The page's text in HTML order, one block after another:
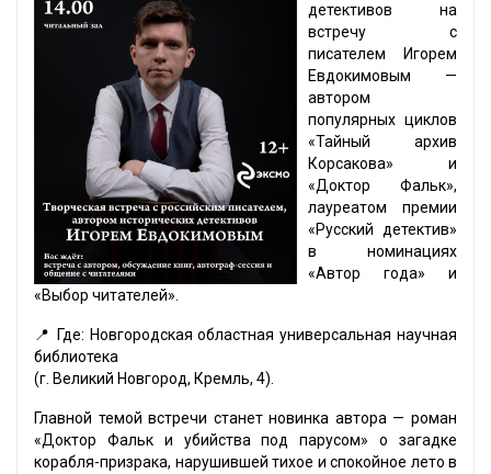
детективов на
встречу с
писателем Игорем
Евдокимовым —
автором
популярных циклов
«Тайный архив
Корсакова» и
«Доктор Фальк»,
лауреатом премии
«Русский детектив»
в номинациях
«Автор года» и
«Выбор читателей».
📍 Где: Новгородская областная универсальная научная
библиотека
(г. Великий Новгород, Кремль, 4).
Главной темой встречи станет новинка автора — роман
«Доктор Фальк и убийства под парусом» о загадке
корабля-призрака, нарушившей тихое и спокойное лето в